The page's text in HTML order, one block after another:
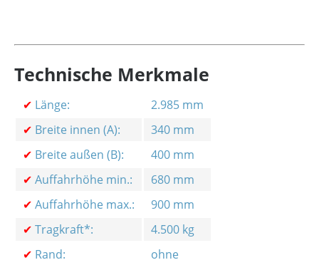
Technische Merkmale
✔ Länge:
2.985 mm
✔ Breite innen (A):
340 mm
✔ Breite außen (B):
400 mm
✔ Auffahrhöhe min.:
680 mm
✔ Auffahrhöhe max.:
900 mm
✔ Tragkraft*:
4.500 kg
✔ Rand: ohne